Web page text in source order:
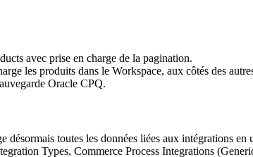
avec prise en charge de la pagination.
les produits dans le Workspace, aux côtés des
Oracle CPQ.
désormais toutes les données liées aux intégrations en
Types, Commerce Process Integrations